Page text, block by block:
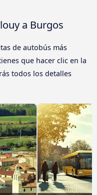
a Burgos
de autobús más
que hacer clic en la
todos los detalles